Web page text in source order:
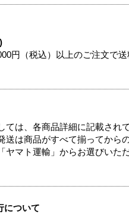
円（税込）以上のご注文で送
は、各商品詳細に記載され
は商品がすべて揃ってから
マト運輸」からお選びいた
について